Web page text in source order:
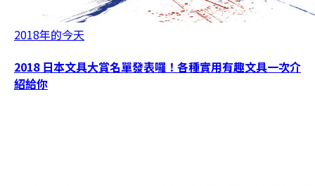
2018年的今天
2018 日本文具大賞名單發表囉！各種實用有趣文具一次介
紹給你